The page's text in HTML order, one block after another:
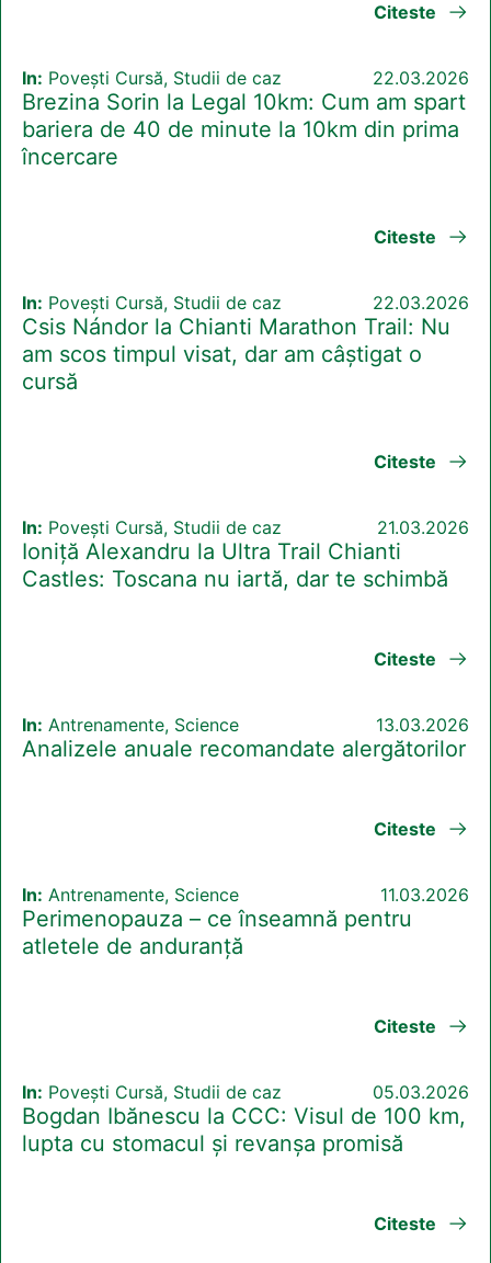
Citeste
In: Povești Cursă, Studii de caz 22.03.2026
Brezina Sorin la Legal 10km: Cum am spart
bariera de 40 de minute la 10km din prima
încercare
Citeste
In: Povești Cursă, Studii de caz 22.03.2026
Csis Nándor la Chianti Marathon Trail: Nu
am scos timpul visat, dar am câștigat o
cursă
Citeste
In: Povești Cursă, Studii de caz 21.03.2026
Ioniță Alexandru la Ultra Trail Chianti
Castles: Toscana nu iartă, dar te schimbă
Citeste
In: Antrenamente, Science 13.03.2026
Analizele anuale recomandate alergătorilor
Citeste
In: Antrenamente, Science 11.03.2026
Perimenopauza – ce înseamnă pentru
atletele de anduranță
Citeste
In: Povești Cursă, Studii de caz 05.03.2026
Bogdan Ibănescu la CCC: Visul de 100 km,
lupta cu stomacul și revanșa promisă
Citeste